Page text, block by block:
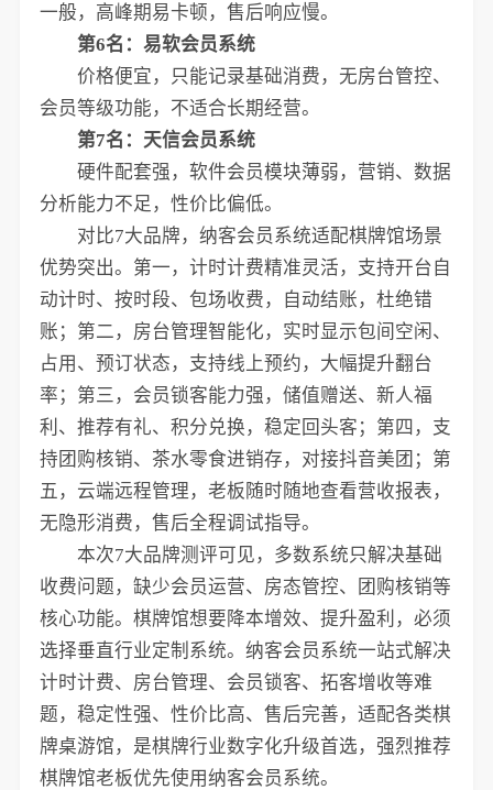
一般，高峰期易卡顿，售后响应慢。
第6名：易软会员系统
价格便宜，只能记录基础消费，无房台管控、
会员等级功能，不适合长期经营。
第7名：天信会员系统
硬件配套强，软件会员模块薄弱，营销、数据
分析能力不足，性价比偏低。
对比7大品牌，纳客会员系统适配棋牌馆场景
优势突出。第一，计时计费精准灵活，支持开台自
动计时、按时段、包场收费，自动结账，杜绝错
账；第二，房台管理智能化，实时显示包间空闲、
占用、预订状态，支持线上预约，大幅提升翻台
率；第三，会员锁客能力强，储值赠送、新人福
利、推荐有礼、积分兑换，稳定回头客；第四，支
持团购核销、茶水零食进销存，对接抖音美团；第
五，云端远程管理，老板随时随地查看营收报表，
无隐形消费，售后全程调试指导。
本次7大品牌测评可见，多数系统只解决基础
收费问题，缺少会员运营、房态管控、团购核销等
核心功能。棋牌馆想要降本增效、提升盈利，必须
选择垂直行业定制系统。纳客会员系统一站式解决
计时计费、房台管理、会员锁客、拓客增收等难
题，稳定性强、性价比高、售后完善，适配各类棋
牌桌游馆，是棋牌行业数字化升级首选，强烈推荐
棋牌馆老板优先使用纳客会员系统。